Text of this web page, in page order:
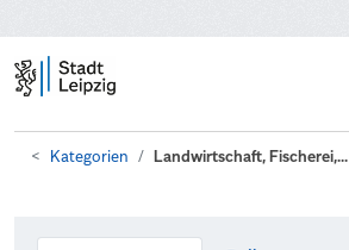
Kategorien Landwirtschaft, Fischerei,...